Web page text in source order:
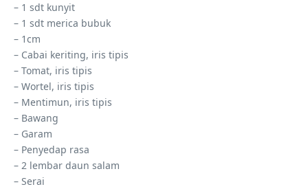
– 1 sdt kunyit
– 1 sdt merica bubuk
– 1cm
– Cabai keriting, iris tipis
– Tomat, iris tipis
– Wortel, iris tipis
– Mentimun, iris tipis
– Bawang
– Garam
– Penyedap rasa
– 2 lembar daun salam
– Serai